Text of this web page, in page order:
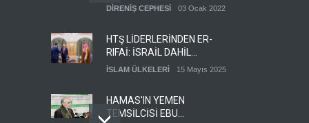
DİRENİŞ CEPHESİ 03 Ocak 2022
HTŞ LİDERLERİNDEN ER-
RIFAİ: İSRAİL DAHİL
HERKESLE BARIŞ
İSLAM ÜLKELERİ 15 Mayıs 2025
HAMAS'IN YEMEN
TEMSİLCİSİ EBU